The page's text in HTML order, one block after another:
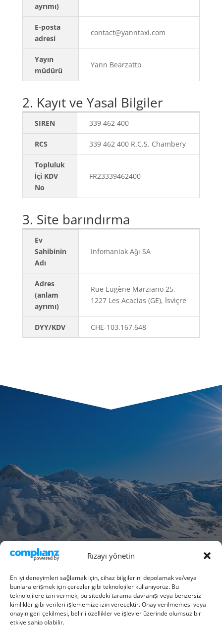
Rızayı yönetin
En iyi deneyimleri sağlamak için, cihaz bilgilerini depolamak ve/veya
bunlara erişmek için çerezler gibi teknolojiler kullanıyoruz. Bu
teknolojilere izin vermek, bu sitedeki tarama davranışı veya benzersiz
kimlikler gibi verileri işlememize izin verecektir. Onay verilmemesi veya
onayın geri çekilmesi, belirli özellikler ve işlevler üzerinde olumsuz bir
etkiye sahip olabilir.
ayrımı)
E-posta
adresi
contact@yanntaxi.com
Yayın
müdürü
Yann Bearzatto
2. Kayıt ve Yasal Bilgiler
SIREN 339 462 400
RCS 339 462 400 R.C.S. Chambery
Topluluk
İçi KDV
No
FR23339462400
3. Site barındırma
Ev
Sahibinin
Adı
Infomaniak Ağı SA
Adres
(anlam
ayrımı)
Rue Eugène Marziano 25,
1227 Les Acacias (GE), İsviçre
DYY/KDV CHE-103.167.648